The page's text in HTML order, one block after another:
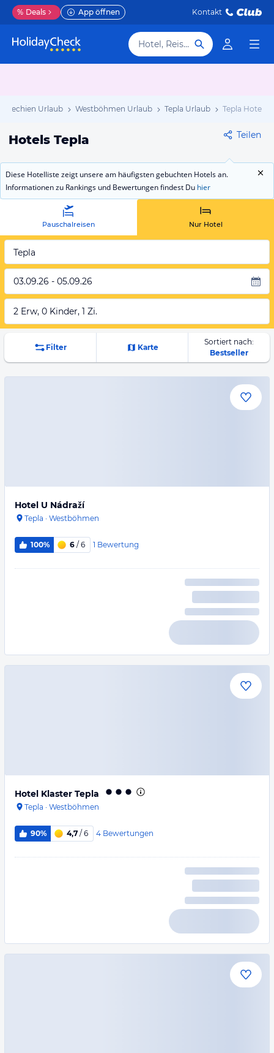
% Deals App öffnen Kontakt
Hotel, Reiseziel
Urlaub Westböhmen Urlaub Tepla Urlaub Tepla Hotels
Hotels Tepla Teilen
Diese Hotelliste zeigt unsere am häufigsten gebuchten Hotels an.
Informationen zu Rankings und Bewertungen findest Du hier
Pauschalreisen Nur Hotel
Tepla
03.09.26 - 05.09.26
2 Erw, 0 Kinder, 1 Zi.
Filter Karte
Sortiert nach:
Bestseller
Hotel U Nádraží
Tepla · Westböhmen
100% 6 / 6 1 Bewertung
Hotel Klaster Tepla
Tepla · Westböhmen
90% 4,7 / 6 4 Bewertungen